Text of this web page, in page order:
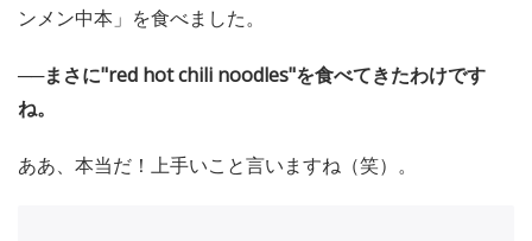
ンメン中本」を食べました。
──まさに"red hot chili noodles"を食べてきたわけです
ね。
ああ、本当だ！上手いこと言いますね（笑）。